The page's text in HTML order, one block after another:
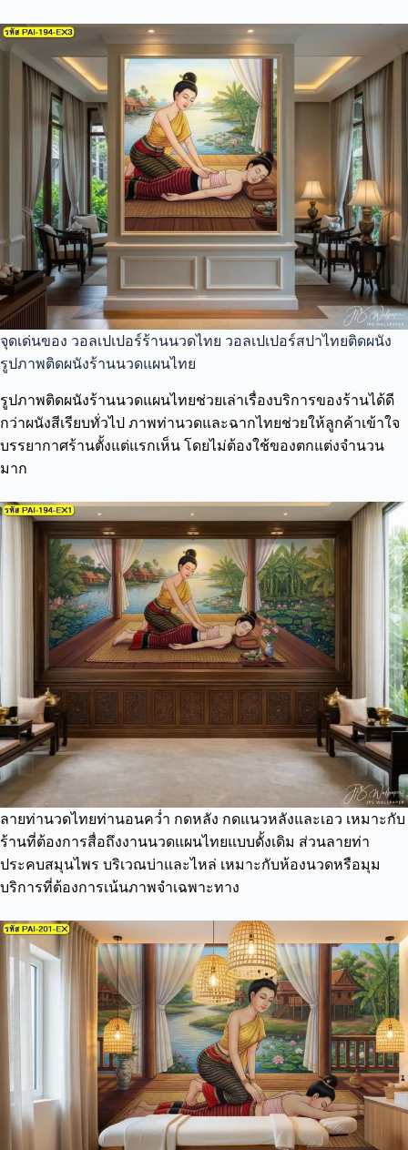
จุดเด่นของ วอลเปเปอร์ร้านนวดไทย วอลเปเปอร์สปาไทยติดผนัง
รูปภาพติดผนังร้านนวดแผนไทย
รูปภาพติดผนังร้านนวดแผนไทยช่วยเล่าเรื่องบริการของร้านได้ดี
กว่าผนังสีเรียบทั่วไป ภาพท่านวดและฉากไทยช่วยให้ลูกค้าเข้าใจ
บรรยากาศร้านตั้งแต่แรกเห็น โดยไม่ต้องใช้ของตกแต่งจำนวน
มาก
ลายท่านวดไทยท่านอนคว่ำ กดหลัง กดแนวหลังและเอว เหมาะกับ
ร้านที่ต้องการสื่อถึงงานนวดแผนไทยแบบดั้งเดิม ส่วนลายท่า
ประคบสมุนไพร บริเวณบ่าและไหล่ เหมาะกับห้องนวดหรือมุม
บริการที่ต้องการเน้นภาพจำเฉพาะทาง